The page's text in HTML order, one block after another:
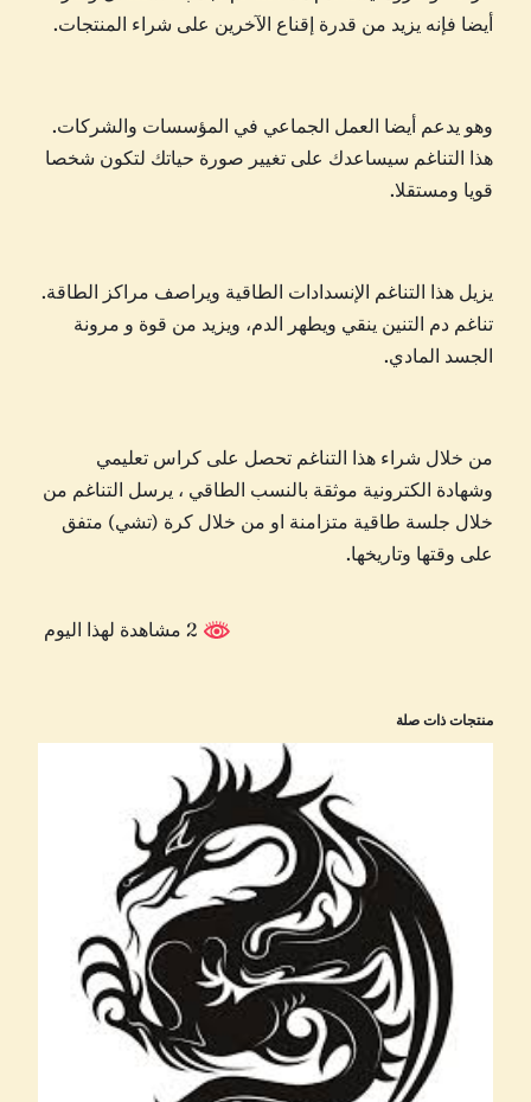
أيضا فإنه يزيد من قدرة إقناع الآخرين على شراء المنتجات.
وهو يدعم أيضا العمل الجماعي في المؤسسات والشركات.
هذا التناغم سيساعدك على تغيير صورة حياتك لتكون شخصا
قويا ومستقلا.
يزيل هذا التناغم الإنسدادات الطاقية ويراصف مراكز الطاقة.
تناغم دم التنين ينقي ويطهر الدم، ويزيد من قوة و مرونة
الجسد المادي.
من خلال شراء هذا التناغم تحصل على كراس تعليمي
وشهادة الكترونية موثقة بالنسب الطاقي ، يرسل التناغم من
خلال جلسة طاقية متزامنة او من خلال كرة (تشي) متفق
على وقتها وتاريخها.
منتجات ذات صلة